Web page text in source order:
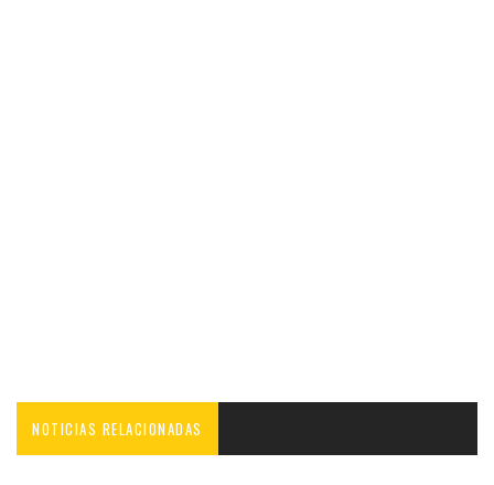
NOTICIAS RELACIONADAS